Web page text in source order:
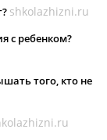
shkolazhizni.ru
с ребенком?
того, кто не